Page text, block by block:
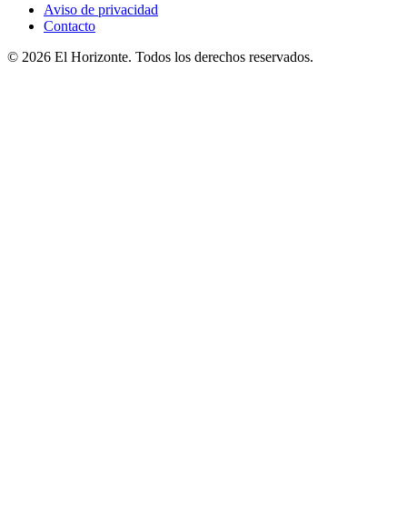
Aviso de privacidad
Contacto
© 2026 El Horizonte. Todos los derechos reservados.